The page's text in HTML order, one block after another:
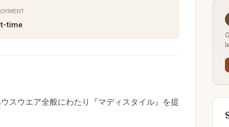
time
スウエア全般にわたり『マディスタイル』を提